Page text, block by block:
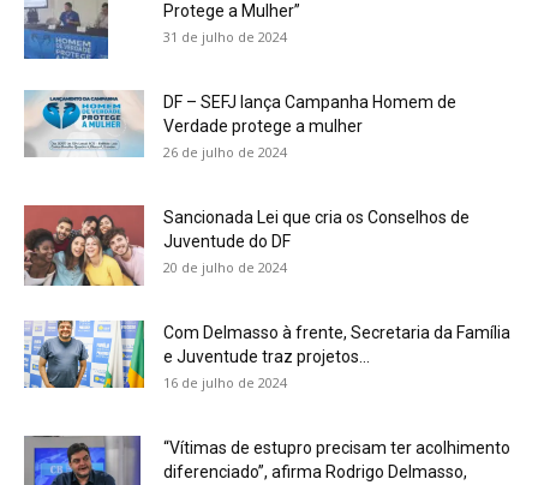
Protege a Mulher”
31 de julho de 2024
DF – SEFJ lança Campanha Homem de
Verdade protege a mulher
26 de julho de 2024
Sancionada Lei que cria os Conselhos de
Juventude do DF
20 de julho de 2024
Com Delmasso à frente, Secretaria da Família
e Juventude traz projetos...
16 de julho de 2024
“Vítimas de estupro precisam ter acolhimento
diferenciado”, afirma Rodrigo Delmasso,